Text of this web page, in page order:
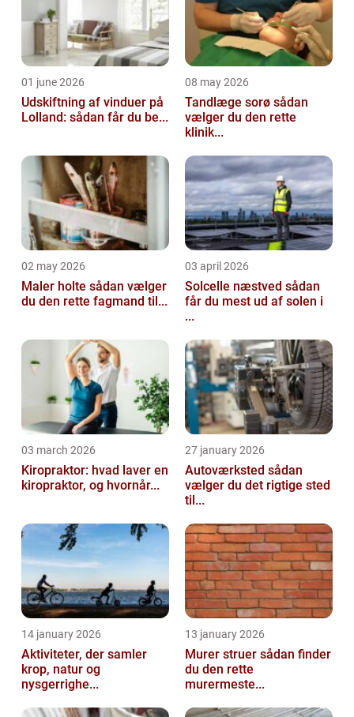
01 june 2026
Udskiftning af vinduer på
Lolland: sådan får du be...
08 may 2026
Tandlæge sorø sådan
vælger du den rette
klinik...
02 may 2026
Maler holte sådan vælger
du den rette fagmand til...
03 april 2026
Solcelle næstved sådan
får du mest ud af solen i
...
03 march 2026
Kiropraktor: hvad laver en
kiropraktor, og hvornår...
27 january 2026
Autoværksted sådan
vælger du det rigtige sted
til...
14 january 2026
Aktiviteter, der samler
krop, natur og
nysgerrighe...
13 january 2026
Murer struer sådan finder
du den rette
murermeste...